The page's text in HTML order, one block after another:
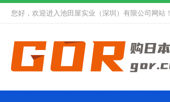
您好，欢迎进入池田屋实业（深圳）有限公司网站！